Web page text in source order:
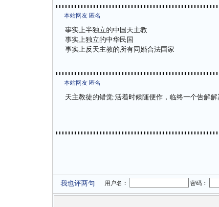
本站网友 匿名
事实上半独立的中国天主教
事实上独立的中华民国
事实上反天主教的所有同婚合法国家
本站网友 匿名
天主教徒的错觉:活着时候随便作，临终一个告解解
我也评两句 用户名： 密码：